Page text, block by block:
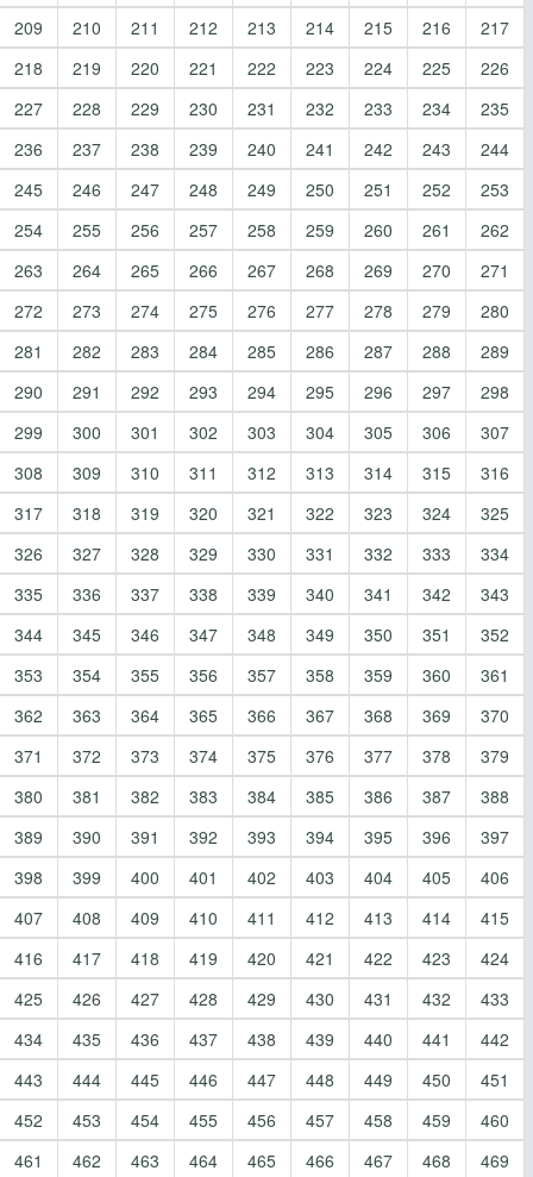
209
210 211 212 213 214 215 216
217
218
219 220 221 222 223 224 225
226
227
228 229 230 231 232 233 234
235
236
237 238 239 240 241 242 243
244
245
246 247 248 249 250 251 252
253
254
255 256 257 258 259 260 261
262
263
264 265 266 267 268 269 270
271
272
273 274 275 276 277 278 279
280
281
282 283 284 285 286 287 288
289
290
291 292 293 294 295 296 297
298
299
300 301 302 303 304 305 306
307
308
309 310 311 312 313 314 315
316
317
318 319 320 321 322 323 324
325
326
327 328 329 330 331 332 333
334
335
336 337 338 339 340 341 342
343
344
345 346 347 348 349 350 351
352
353
354 355 356 357 358 359 360
361
362
363 364 365 366 367 368 369
370
371
372 373 374 375 376 377 378
379
380
381 382 383 384 385 386 387
388
389
390 391 392 393 394 395 396
397
398
399 400 401 402 403 404 405
406
407
408 409 410 411 412 413 414
415
416
417 418 419 420 421 422 423
424
425
426 427 428 429 430 431 432
433
434
435 436 437 438 439 440 441
442
443
444 445 446 447 448 449 450
451
452
453 454 455 456 457 458 459
460
461
462 463 464 465 466 467 468 469